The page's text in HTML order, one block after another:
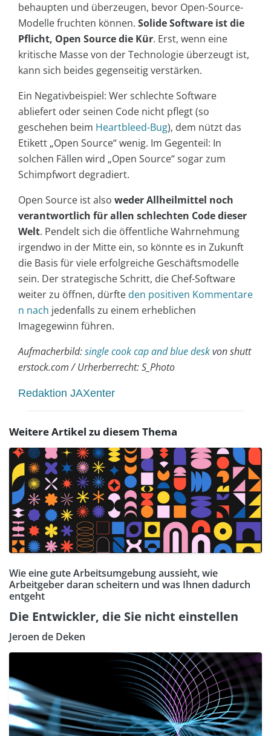
behaupten und überzeugen, bevor Open-Source-
Modelle fruchten können. Solide Software ist die
Pflicht, Open Source die Kür. Erst, wenn eine
kritische Masse von der Technologie überzeugt ist,
kann sich beides gegenseitig verstärken.
Ein Negativbeispiel: Wer schlechte Software
abliefert oder seinen Code nicht pflegt (so
geschehen beim Heartbleed-Bug), dem nützt das
Etikett „Open Source“ wenig. Im Gegenteil: In
solchen Fällen wird „Open Source“ sogar zum
Schimpfwort degradiert.
Open Source ist also weder Allheilmittel noch
verantwortlich für allen schlechten Code dieser
Welt. Pendelt sich die öffentliche Wahrnehmung
irgendwo in der Mitte ein, so könnte es in Zukunft
die Basis für viele erfolgreiche Geschäftsmodelle
sein. Der strategische Schritt, die Chef-Software
weiter zu öffnen, dürfte den positiven Kommentare
n nach jedenfalls zu einem erheblichen
Imagegewinn führen.
Aufmacherbild:single cook cap and blue deskvon shutt
erstock.com / Urherberrecht: S_Photo
Redaktion JAXenter
Weitere Artikel zu diesem Thema
Wie eine gute Arbeitsumgebung aussieht, wie
Arbeitgeber daran scheitern und was Ihnen dadurch
entgeht
Die Entwickler, die Sie nicht einstellen
Jeroen de Deken